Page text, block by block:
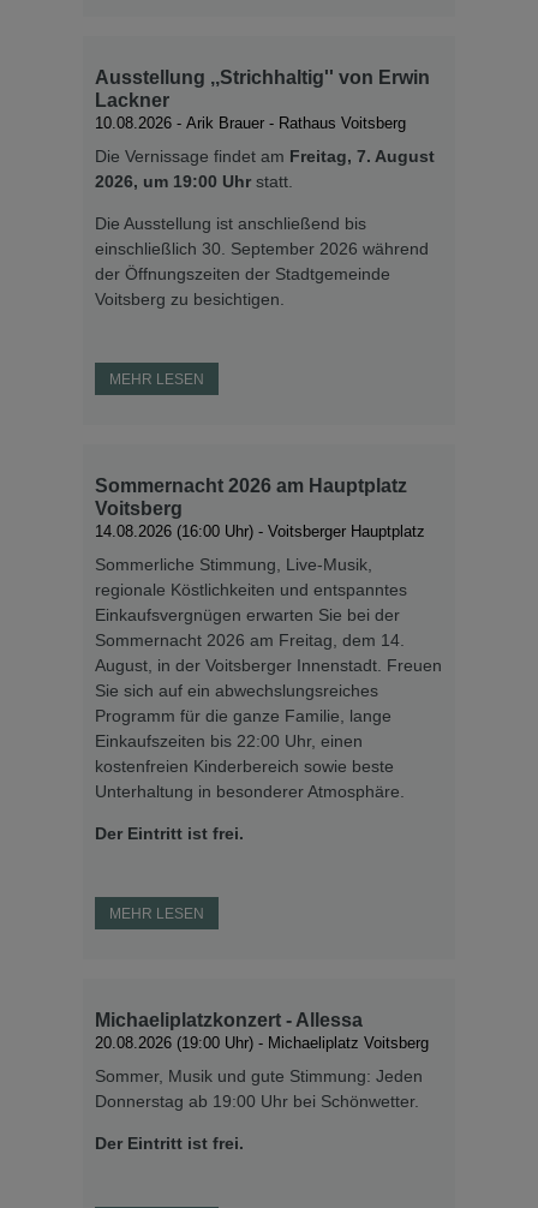
MEHR LESEN
Kinder- & Jugendferienprogramm
2026
Spiel / Spaß / Sport - das Kinder- &
Jugendferienprogramm für den Sommer
MEHR LESEN
Tunnelreinigungen
Für die geplante Tunnelreinigungen anbei die
Termine für das Jahr 2026!
Wir bitten um Ihr Verständnis.
MEHR LESEN
Grenzüberschreitende
MEHR LESEN
ALLE NEWS ANZEIGEN
Ausstellung ,,Strichhaltig'' von Erwin
Lackner
10.08.2026 - Arik Brauer - Rathaus Voitsberg
Die Vernissage findet am Freitag, 7. August
2026, um 19:00 Uhr statt.
Die Ausstellung ist anschließend bis
einschließlich 30. September 2026 während
der Öffnungszeiten der Stadtgemeinde
Voitsberg zu besichtigen.
MEHR LESEN
Sommernacht 2026 am Hauptplatz
Voitsberg
14.08.2026 (16:00 Uhr) - Voitsberger Hauptplatz
Sommerliche Stimmung, Live-Musik,
regionale Köstlichkeiten und entspanntes
Einkaufsvergnügen erwarten Sie bei der
Sommernacht 2026 am Freitag, dem 14.
August, in der Voitsberger Innenstadt. Freuen
Sie sich auf ein abwechslungsreiches
Programm für die ganze Familie, lange
Einkaufszeiten bis 22:00 Uhr, einen
kostenfreien Kinderbereich sowie beste
Unterhaltung in besonderer Atmosphäre.
Der Eintritt ist frei.
MEHR LESEN
Michaeliplatzkonzert - Allessa
20.08.2026 (19:00 Uhr) - Michaeliplatz Voitsberg
Sommer, Musik und gute Stimmung: Jeden
Donnerstag ab 19:00 Uhr bei Schönwetter.
Der Eintritt ist frei.